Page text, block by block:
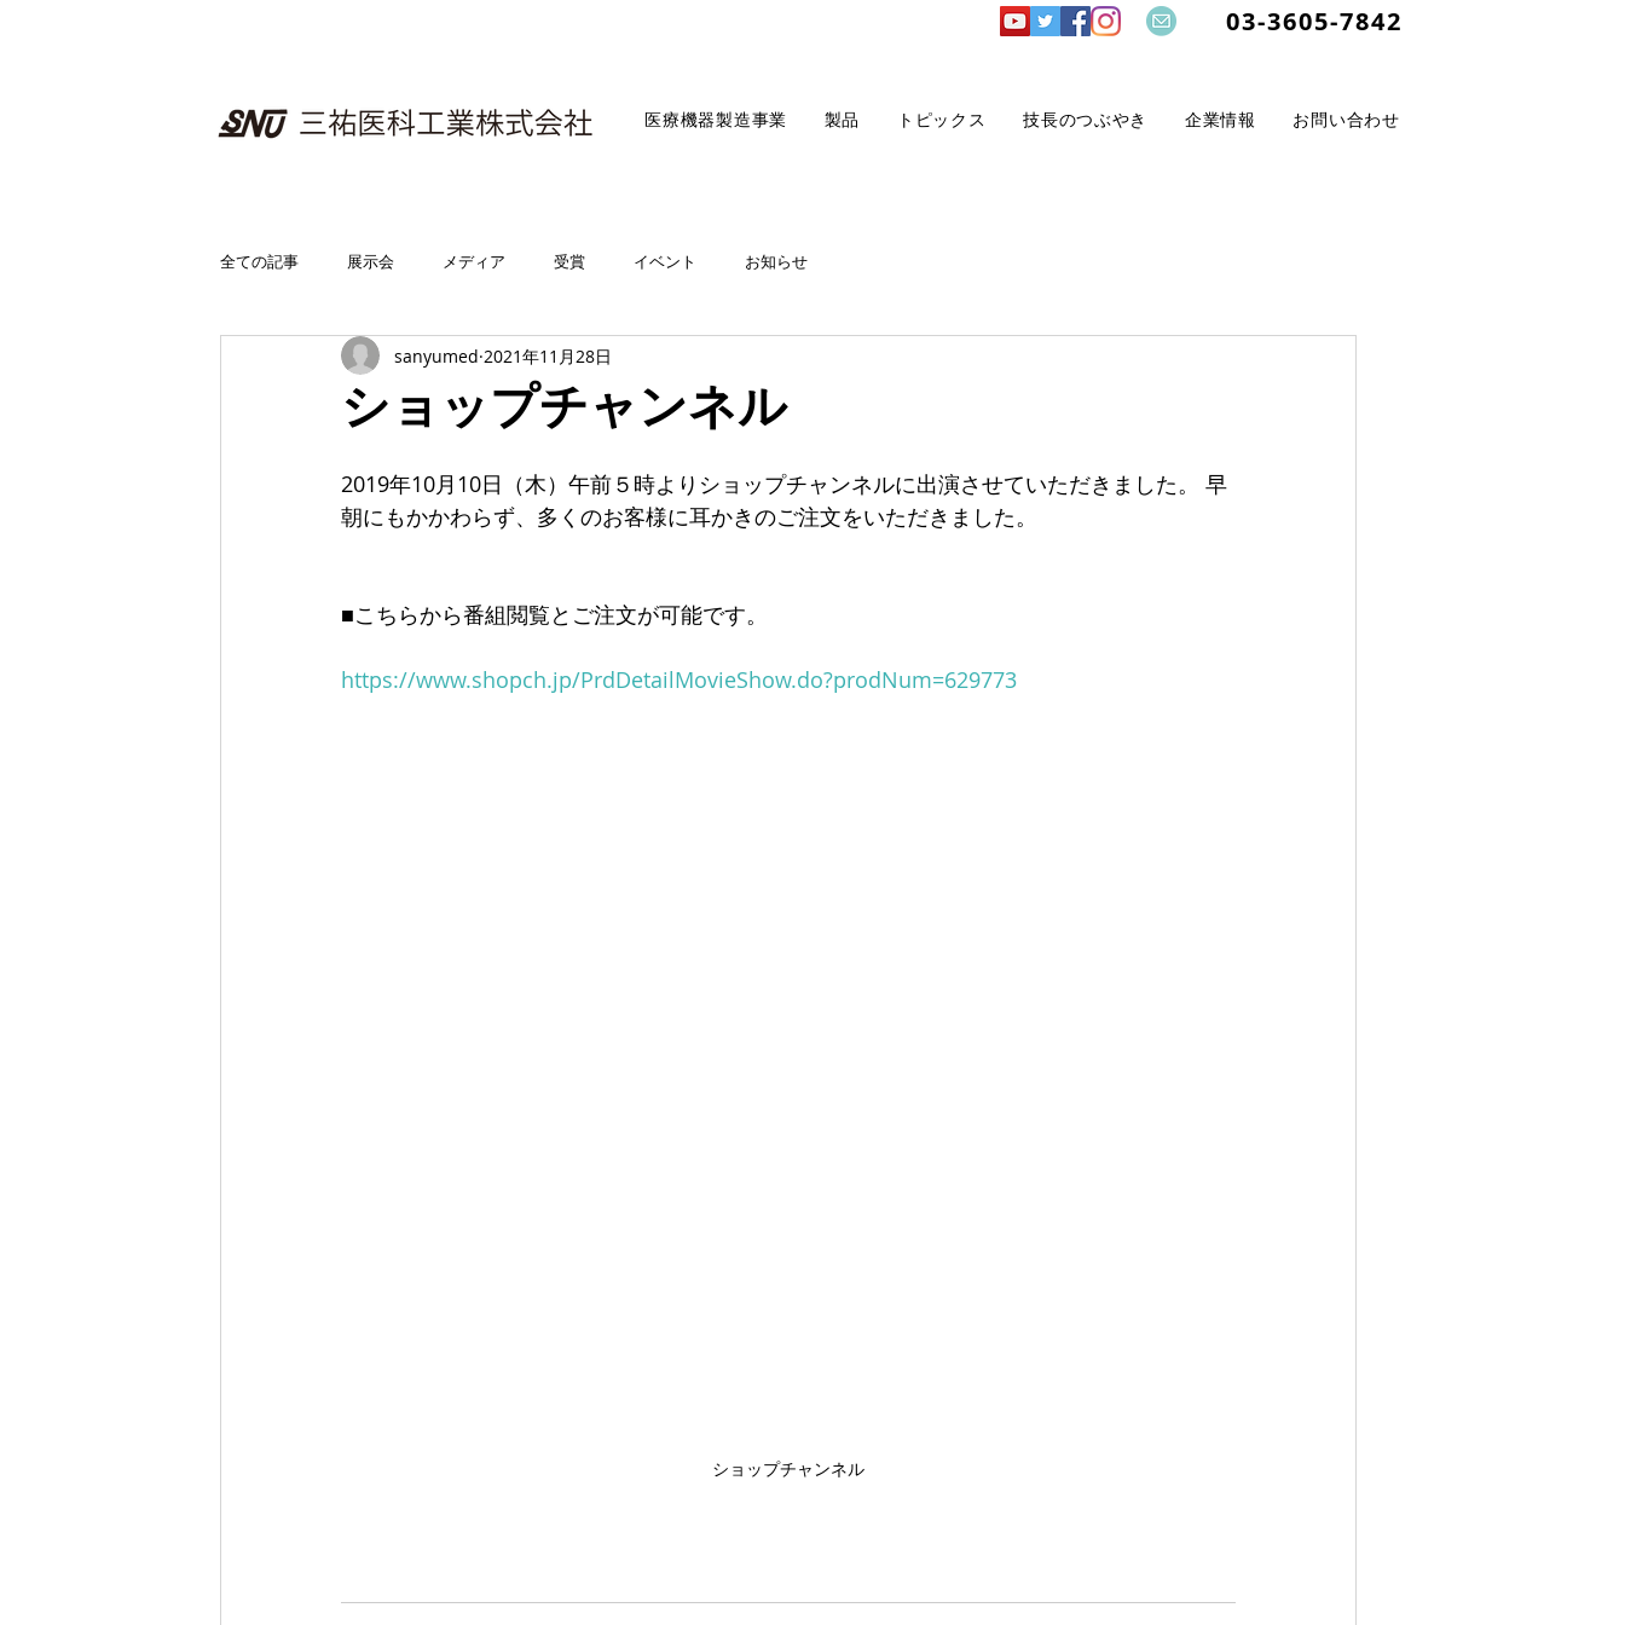
03-3605-7842
医療機器製造事業 製品 トピックス 技長のつぶやき 企業情報 お問い合わせ
全ての記事 展示会 メディア 受賞 イベント お知らせ
ショップチャンネル
sanyumed 2021年11月28日
2019年10月10日（木）午前５時よりショップチャンネルに出演させていただきました。 早
朝にもかかわらず、多くのお客様に耳かきのご注文をいただきました。
■こちらから番組閲覧とご注文が可能です。
https://www.shopch.jp/PrdDetailMovieShow.do?prodNum=629773
ショップチャンネル